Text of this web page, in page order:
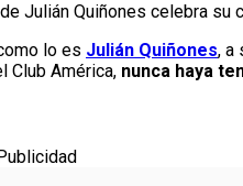
Julián Quiñones celebra su
lo es Julián Quiñones, a
Club América, nunca haya
Publicidad